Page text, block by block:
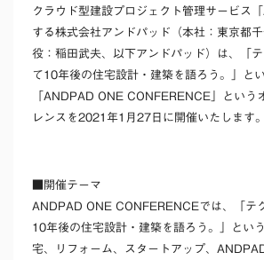
クラウド型建設プロジェクト管理サービス
する株式会社アンドパッド（本社：東京都
役：稲田武夫、以下アンドパッド）は、「
て10年後の住宅設計・建築を語ろう。」と
「ANDPAD ONE CONFERENCE」という
レンスを2021年1月27日に開催いたします。
■開催テーマ
ANDPAD ONE CONFERENCEでは、「テ
10年後の住宅設計・建築を語ろう。」とい
宅、リフォーム、スタートアップ、